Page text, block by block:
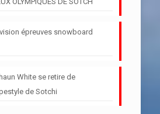
épreuves snowboard
White se retire de
de Sotchi